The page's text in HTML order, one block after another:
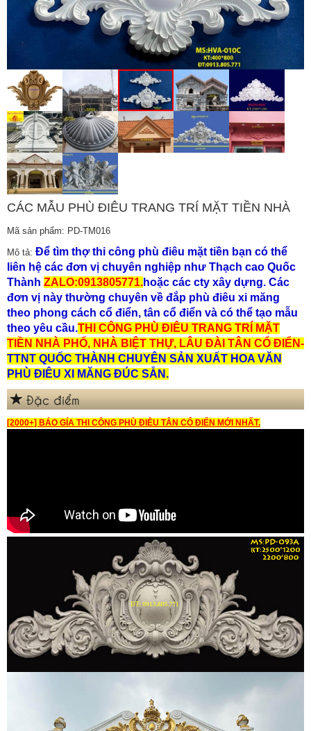
CÁC MẪU PHÙ ĐIÊU TRANG TRÍ MẶT TIỀN NHÀ
Mã sản phẩm: PD-TM016
Mô tả: Để tìm thợ thi công phù điêu mặt tiền bạn có thể
liên hệ các đơn vị chuyên nghiệp như Thạch cao Quốc
Thành ZALO:0913805771.hoặc các cty xây dựng. Các
đơn vị này thường chuyên về đắp phù điêu xi măng
theo phong cách cổ điển, tân cổ điển và có thể tạo mẫu
theo yêu cầu.THI CÔNG PHÙ ĐIÊU TRANG TRÍ MẶT
TIỀN NHÀ PHỐ, NHÀ BIỆT THỰ, LÂU ĐÀI TÂN CỔ ĐIỂN-
TTNT QUỐC THÀNH CHUYÊN SẢN XUẤT HOA VĂN
PHÙ ĐIÊU XI MĂNG ĐÚC SẴN.
Đặc điểm
[2000+] BÁO GÍA THI CÔNG PHÙ ĐIÊU TÂN CỔ ĐIỂN MỚI NHẤT.